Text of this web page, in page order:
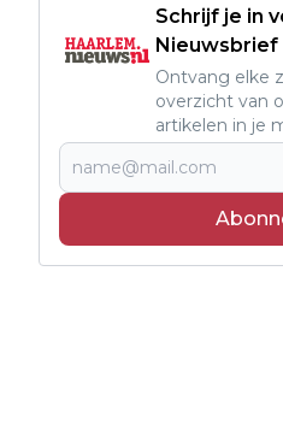
Schrijf je in
Nieuwsbrief
Ontvang elke
overzicht van
artikelen in je